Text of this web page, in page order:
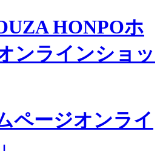
HONPOホ
ンラインショッ
ページオンライ